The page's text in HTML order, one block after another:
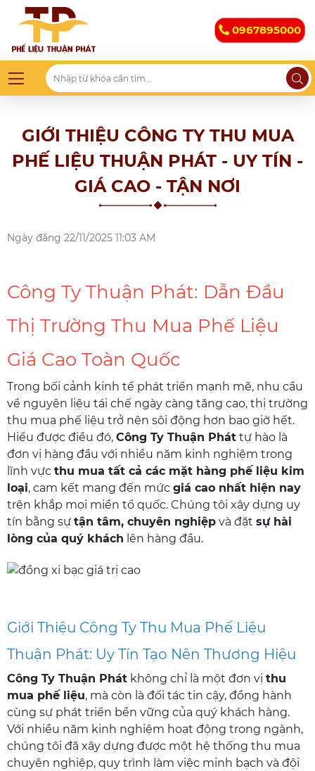
0967895000
GIỚI THIỆU CÔNG TY THU MUA
PHẾ LIỆU THUẬN PHÁT - UY TÍN -
GIÁ CAO - TẬN NƠI
Ngày đăng 22/11/2025 11:03 AM
Công Ty Thuận Phát: Dẫn Đầu
Thị Trường Thu Mua Phế Liệu
Giá Cao Toàn Quốc
Trong bối cảnh kinh tế phát triển mạnh mẽ, nhu cầu
về nguyên liệu tái chế ngày càng tăng cao, thị trường
thu mua phế liệu trở nên sôi động hơn bao giờ hết.
Hiểu được điều đó, Công Ty Thuận Phát tự hào là
đơn vị hàng đầu với nhiều năm kinh nghiệm trong
lĩnh vực thu mua tất cả các mặt hàng phế liệu kim
loại, cam kết mang đến mức giá cao nhất hiện nay
trên khắp mọi miền tổ quốc. Chúng tôi xây dựng uy
tín bằng sự tận tâm, chuyên nghiệp và đặt sự hài
lòng của quý khách lên hàng đầu.
Giới Thiệu Công Ty Thu Mua Phế Liệu
Thuận Phát: Uy Tín Tạo Nên Thương Hiệu
Công Ty Thuận Phát không chỉ là một đơn vị thu
mua phế liệu, mà còn là đối tác tin cậy, đồng hành
cùng sự phát triển bền vững của quý khách hàng.
Với nhiều năm kinh nghiệm hoạt động trong ngành,
chúng tôi đã xây dựng được một hệ thống thu mua
chuyên nghiệp, quy trình làm việc minh bạch và đội